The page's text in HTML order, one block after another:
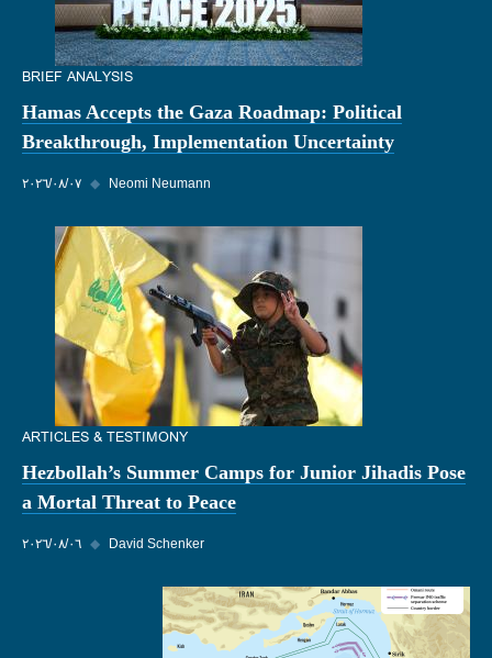
BRIEF ANALYSIS
Hamas Accepts the Gaza Roadmap: Political
Breakthrough, Implementation Uncertainty
٠٧‏/٠٨‏/٢٠٢٦ ◆ Neomi Neumann
ARTICLES & TESTIMONY
Hezbollah’s Summer Camps for Junior Jihadis Pose
a Mortal Threat to Peace
٠٦‏/٠٨‏/٢٠٢٦ ◆ David Schenker